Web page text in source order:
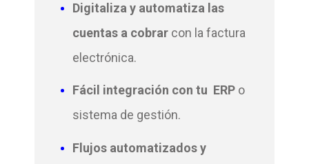
Digitaliza y automatiza las
cuentas a cobrar con la factura
electrónica.
Fácil integración con tu ERP o
sistema de gestión.
Flujos automatizados y